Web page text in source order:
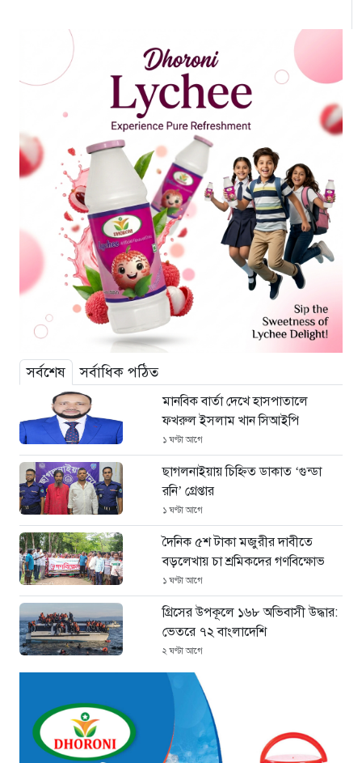
সর্বশেষ সর্বাধিক পঠিত
মানবিক বার্তা দেখে হাসপাতালে
ফখরুল ইসলাম খান সিআইপি
১ ঘণ্টা আগে
ছাগলনাইয়ায় চিহ্নিত ডাকাত ‘গুন্ডা
রনি’ গ্রেপ্তার
১ ঘণ্টা আগে
দৈনিক ৫শ টাকা মজুরীর দাবীতে
বড়লেখায় চা শ্রমিকদের গণবিক্ষোভ
১ ঘণ্টা আগে
গ্রিসের উপকূলে ১৬৮ অভিবাসী উদ্ধার:
ভেতরে ৭২ বাংলাদেশি
২ ঘণ্টা আগে
“১/১১-তে তারেক রহমানকে আয়নাঘরে
বন্দি রাখা হয়: চিফ প্রসিকিউটর”
৩ ঘণ্টা আগে
ডিজিএফআইয়ের ‘আয়নাঘর’ পরিদর্শনে